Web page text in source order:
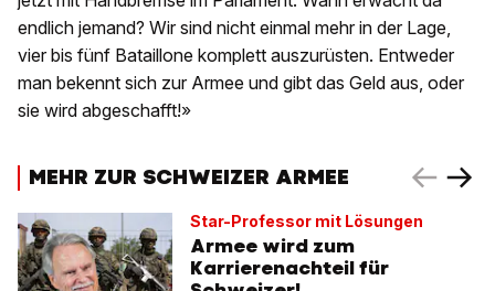
endlich jemand? Wir sind nicht einmal mehr in der Lage,
vier bis fünf Bataillone komplett auszurüsten. Entweder
man bekennt sich zur Armee und gibt das Geld aus, oder
sie wird abgeschafft!»
MEHR ZUR SCHWEIZER ARMEE
Star-Professor mit Lösungen
Armee wird zum
Karrierenachteil für